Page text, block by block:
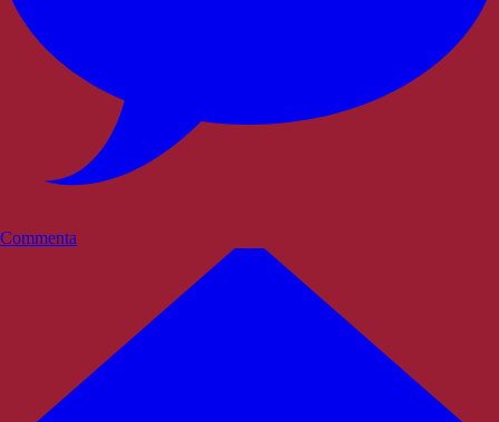
Commenta